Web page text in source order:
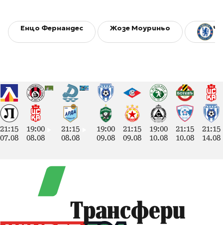
Енцо Фернандес Жозе Моуриньо
21:15
07.08
19:00
08.08
21:15
08.08
19:00
09.08
21:15
09.08
19:00
10.08
21:15
10.08
21:15
14.08
Трансфери